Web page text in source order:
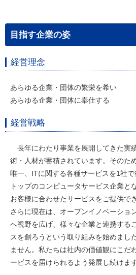
目指す企業の姿
経営理念
あらゆる企業・団体の繁栄を希い
あらゆる企業・団体に奉仕する
経営戦略
長年にわたり事業を展開してきた実
術・人材が蓄積されています。そのた
唯一、ITに関する各種サービスを1社
トップのコンピュータサービス企業と
お客様に合わせたサービスをご提供で
さらに現在は、オープンイノベーショ
へ視野を広げ、様々な企業と連携する
スを創ろうという取り組みを始めまし
ません。私たちは社内の価値観にこだ
ービスを届けられるよう発展し続けます